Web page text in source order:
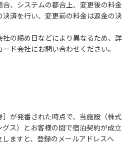
なるような⾏為（夜間の⼤声での談
与えるような⾏為
、システムの都合上、変更後の料金
済を行い、変更前の料金は返金の決
の締め日などにより異なるため、詳
ド会社にお問い合わせください。
が発番された時点で、当施設（株式
ス）とお客様の間で宿泊契約が成立
ますと、登録のメールアドレスへ